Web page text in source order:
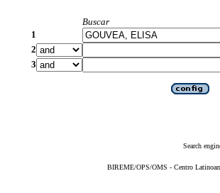
Buscar
1
2
3
Search
BIREME/OPS/OMS - Centro